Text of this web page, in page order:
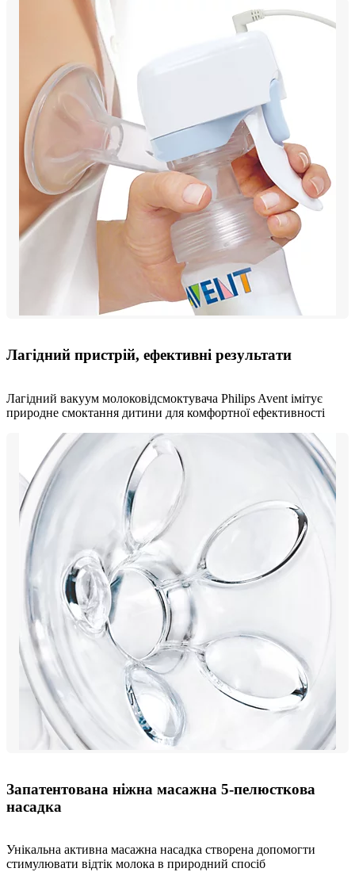
Лагідний пристрій, ефективні результати
Лагідний вакуум молоковідсмоктувача Philips Avent імітує
природне смоктання дитини для комфортної ефективності
Запатентована ніжна масажна 5-пелюсткова
насадка
Унікальна активна масажна насадка створена допомогти
стимулювати відтік молока в природний спосіб